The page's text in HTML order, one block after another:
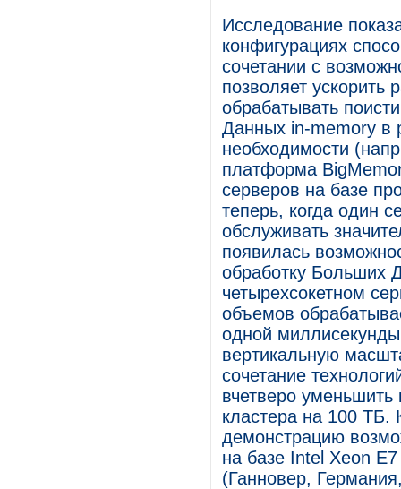
Исследование
конфигурациях
сочетании с
позволяет ускорить
обрабатывать
Данных in-memory в
необходимости
платформа
серверов на базе
теперь, когда один
обслуживать
появилась
обработку Больших
четырехсокетном
объемов
одной
вертикальную
сочетание
вчетверо
кластера на 100 ТБ.
демонстрацию
на базе Intel Xeon
(Ганновер,